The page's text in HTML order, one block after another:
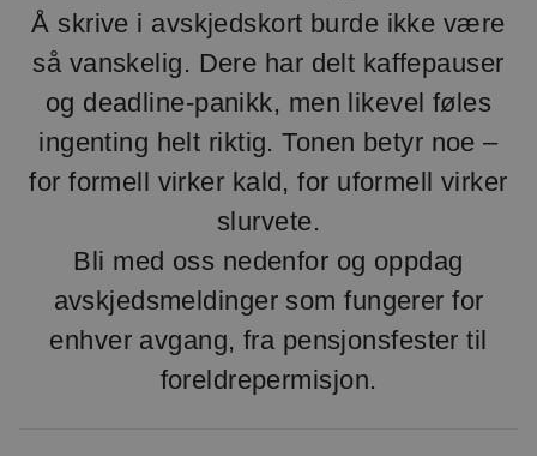
Å skrive i avskjedskort burde ikke være
så vanskelig. Dere har delt kaffepauser
og deadline-panikk, men likevel føles
ingenting helt riktig. Tonen betyr noe –
for formell virker kald, for uformell virker
slurvete.
Bli med oss nedenfor og oppdag
avskjedsmeldinger som fungerer for
enhver avgang, fra pensjonsfester til
foreldrepermisjon.